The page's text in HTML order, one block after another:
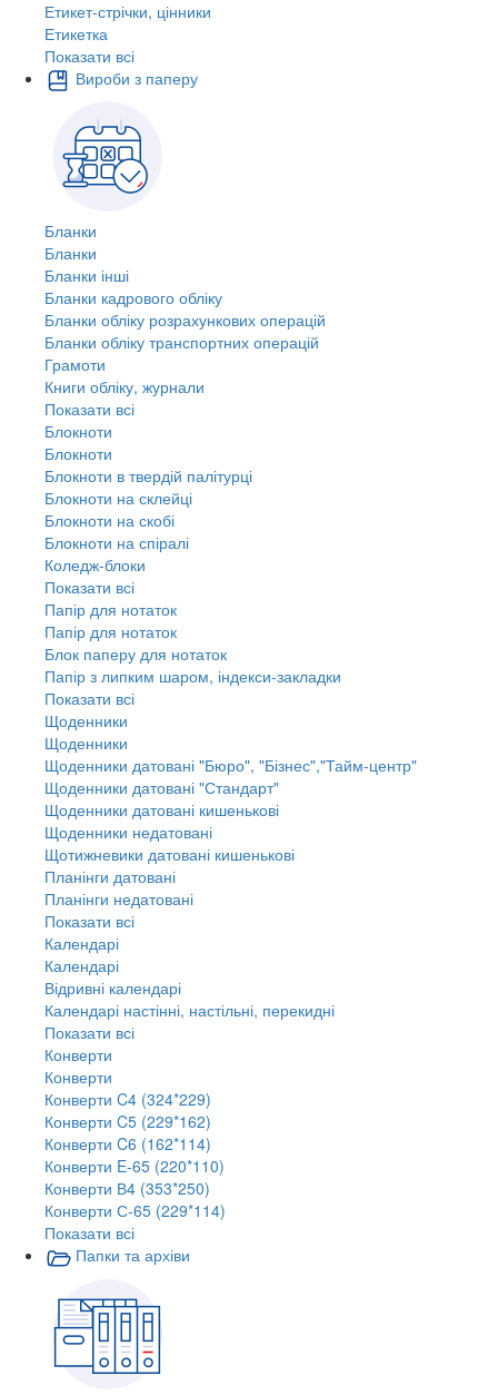
Етикет-стрічки, цінники
Етикетка
Показати всі
Вироби з паперу
Бланки
Бланки
Бланки інші
Бланки кадрового обліку
Бланки обліку розрахункових операцій
Бланки обліку транспортних операцій
Грамоти
Книги обліку, журнали
Показати всі
Блокноти
Блокноти
Блокноти в твердій палітурці
Блокноти на склейці
Блокноти на скобі
Блокноти на спіралі
Коледж-блоки
Показати всі
Папір для нотаток
Папір для нотаток
Блок паперу для нотаток
Папір з липким шаром, індекси-закладки
Показати всі
Щоденники
Щоденники
Щоденники датовані "Бюро", "Бізнес","Тайм-центр"
Щоденники датовані "Стандарт"
Щоденники датовані кишенькові
Щоденники недатовані
Щотижневики датовані кишенькові
Планінги датовані
Планінги недатовані
Показати всі
Календарі
Календарі
Відривні календарі
Календарі настінні, настільні, перекидні
Показати всі
Конверти
Конверти
Конверти C4 (324*229)
Конверти C5 (229*162)
Конверти C6 (162*114)
Конверти E-65 (220*110)
Конверти В4 (353*250)
Конверти С-65 (229*114)
Показати всі
Папки та архіви